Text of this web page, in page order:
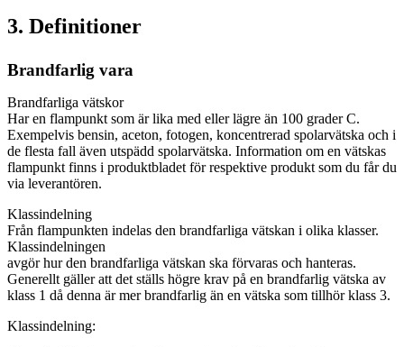
3. Definitioner
Brandfarlig vara
Brandfarliga vätskor
Har en flampunkt som är lika med eller lägre än 100 grader C.
Exempelvis bensin, aceton, fotogen, koncentrerad spolarvätska och i
de flesta fall även utspädd spolarvätska. Information om en vätskas
flampunkt finns i produktbladet för respektive produkt som du får du
via leverantören.
Klassindelning
Från flampunkten indelas den brandfarliga vätskan i olika klasser.
Klassindelningen
avgör hur den brandfarliga vätskan ska förvaras och hanteras.
Generellt gäller att det ställs högre krav på en brandfarlig vätska av
klass 1 då denna är mer brandfarlig än en vätska som tillhör klass 3.
Klassindelning: